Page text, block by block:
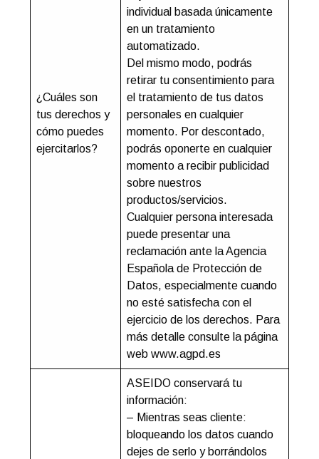
¿Cuáles son
tus derechos y
cómo puedes
ejercitarlos?
individual basada únicamente
en un tratamiento
automatizado.
Del mismo modo, podrás
retirar tu consentimiento para
el tratamiento de tus datos
personales en cualquier
momento. Por descontado,
podrás oponerte en cualquier
momento a recibir publicidad
sobre nuestros
productos/servicios.
Cualquier persona interesada
puede presentar una
reclamación ante la Agencia
Española de Protección de
Datos, especialmente cuando
no esté satisfecha con el
ejercicio de los derechos. Para
más detalle consulte la página
web www.agpd.es
ASEIDO conservará tu
información:
– Mientras seas cliente:
bloqueando los datos cuando
dejes de serlo y borrándolos